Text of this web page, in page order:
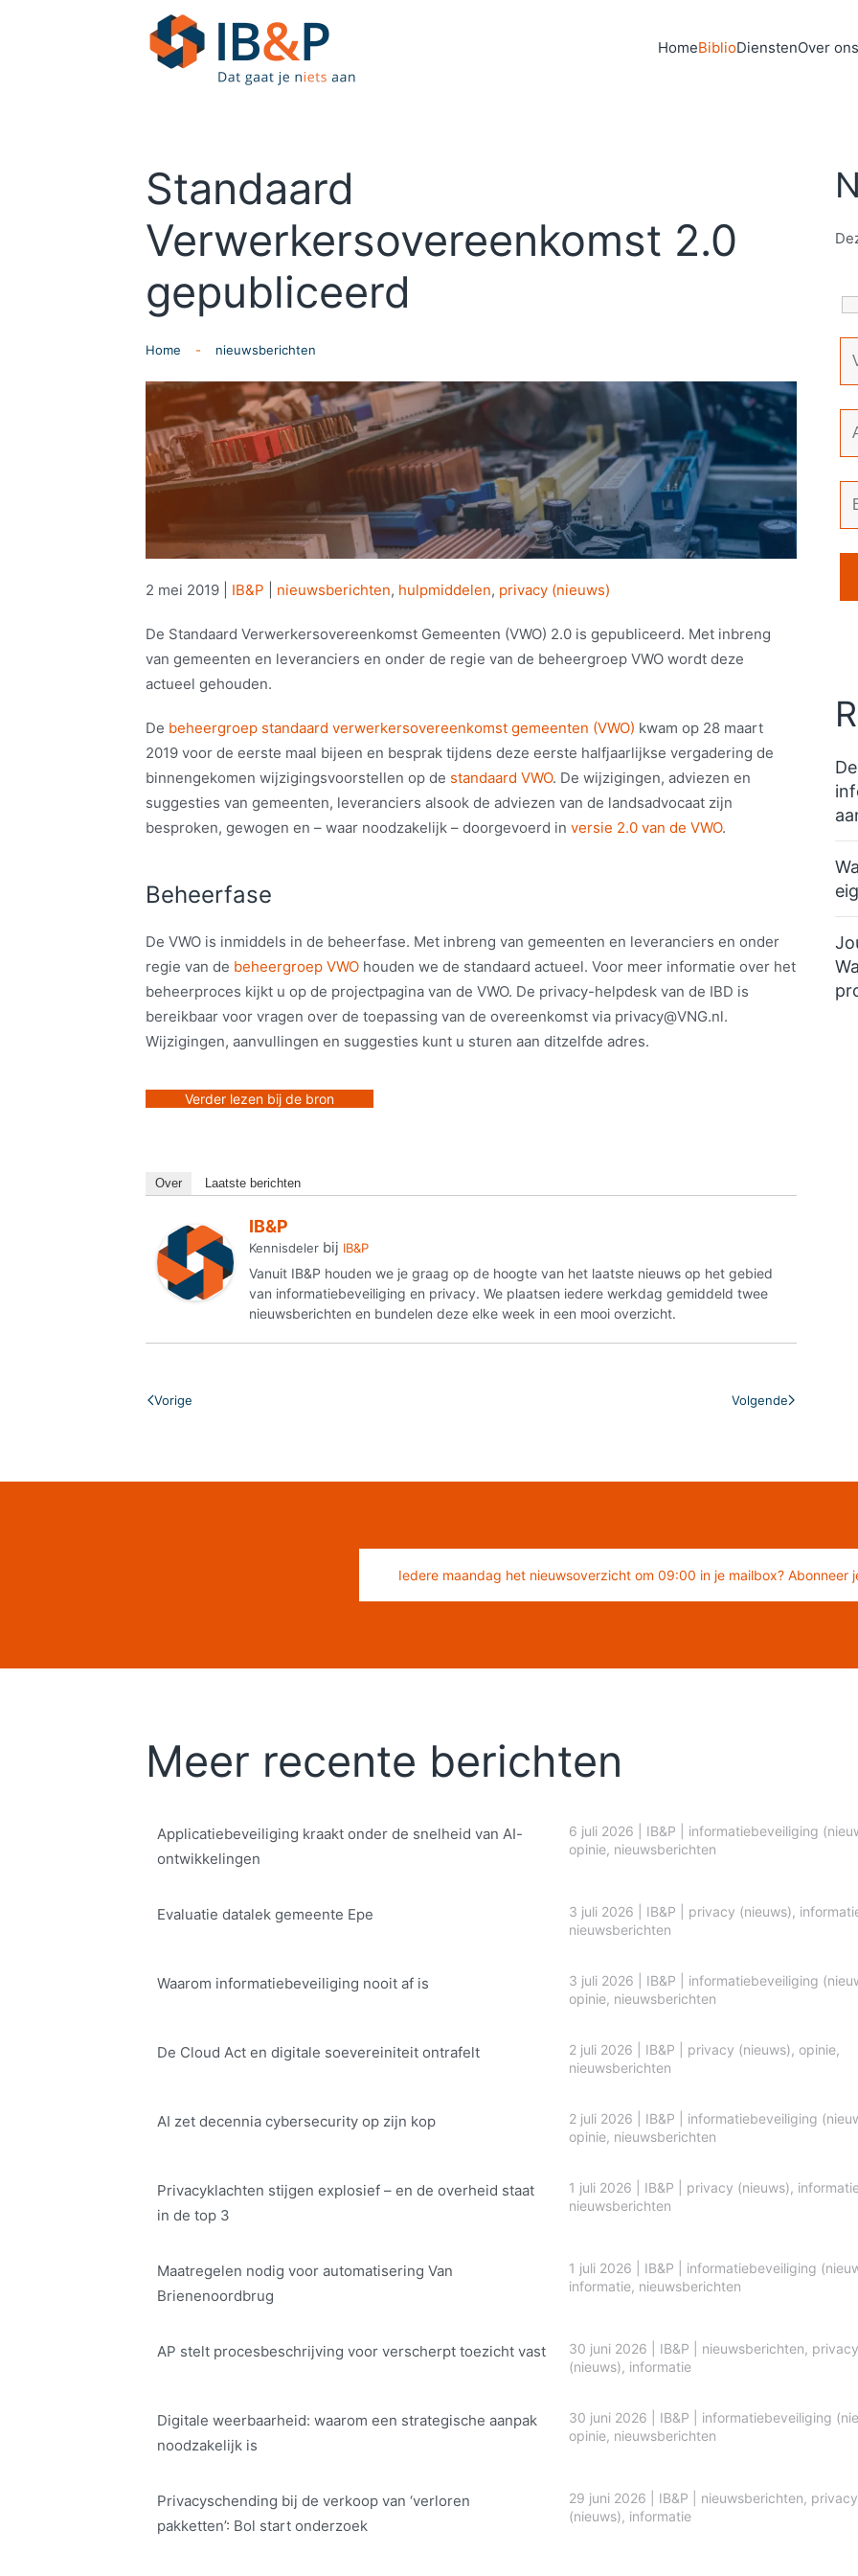
Skip to main content HomeBiblioDienstenOver ons
Standaard
Verwerkersovereenkomst 2.0
gepubliceerd
Home nieuwsberichten
2 mei 2019 IB&P nieuwsberichten, hulpmiddelen, privacy (nieuws)
De Standaard Verwerkersovereenkomst Gemeenten (VWO) 2.0 is gepubliceerd. Met inbreng
van gemeenten en leveranciers en onder de regie van de beheergroep VWO wordt deze
actueel gehouden.
De beheergroep standaard verwerkersovereenkomst gemeenten (VWO) kwam op 28 maart
2019 voor de eerste maal bijeen en besprak tijdens deze eerste halfjaarlijkse vergadering de
binnengekomen wijzigingsvoorstellen op de standaard VWO. De wijzigingen, adviezen en
suggesties van gemeenten, leveranciers alsook de adviezen van de landsadvocaat zijn
besproken, gewogen en – waar noodzakelijk – doorgevoerd in versie 2.0 van de VWO.
Beheerfase
De VWO is inmiddels in de beheerfase. Met inbreng van gemeenten en leveranciers en onder
regie van de beheergroep VWO houden we de standaard actueel. Voor meer informatie over het
beheerproces kijkt u op de projectpagina van de VWO. De privacy-helpdesk van de IBD is
bereikbaar voor vragen over de toepassing van de overeenkomst via privacy@VNG.nl.
Wijzigingen, aanvullingen en suggesties kunt u sturen aan ditzelfde adres.
Verder lezen bij de bron
Over Laatste berichten
IB&P
Kennisdeler bij IB&P
Vanuit IB&P houden we je graag op de hoogte van het laatste nieuws op het gebied
van informatiebeveiliging en privacy. We plaatsen iedere werkdag gemiddeld twee
nieuwsberichten en bundelen deze elke week in een mooi overzicht.
Vorige Volgende
Iedere maandag het nieuwsoverzicht om 09:00 in je mailbox? Abonneer
Meer recente berichten
Applicatiebeveiliging kraakt onder de snelheid van AI-
ontwikkelingen
6 juli 2026 IB&P
informatiebeveiliging
opinie, nieuwsberichten
Evaluatie datalek gemeente Epe 3 juli 2026 IB&P privacy (nieuws),
nieuwsberichten
Waarom informatiebeveiliging nooit af is 3 juli 2026 IB&P
informatiebeveiliging
opinie, nieuwsberichten
De Cloud Act en digitale soe­ve­rei­ni­teit ontrafelt 2 juli 2026 IB&P privacy (nieuws), opinie,
nieuwsberichten
AI zet decennia cybersecurity op zijn kop 2 juli 2026 IB&P
informatiebeveiliging
opinie, nieuwsberichten
Privacyklachten stijgen explosief – en de overheid staat
in de top 3
1 juli 2026 IB&P privacy (nieuws),
nieuwsberichten
Maatregelen nodig voor automatisering Van
Brienenoordbrug
1 juli 2026 IB&P
informatiebeveiliging
informatie, nieuwsberichten
AP stelt procesbeschrijving voor verscherpt toezicht vast 30 juni 2026 IB&P nieuwsberichten, privacy
(nieuws), informatie
Digitale weerbaarheid: waarom een strategische aanpak
noodzakelijk is
30 juni 2026 IB&P
informatiebeveiliging
opinie, nieuwsberichten
Privacyschending bij de verkoop van ‘verloren
pakketten’: Bol start onderzoek
29 juni 2026 IB&P nieuwsberichten, privacy
(nieuws), informatie